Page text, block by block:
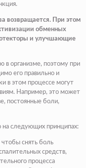
возвращается. При этом
обменных
и улучшающие
в организме, поэтому при
его правильно и
в этом процессе могут
Например, это может
постоянные боли,
на следующих принципах:
чтобы снять боль
средств,
процесса